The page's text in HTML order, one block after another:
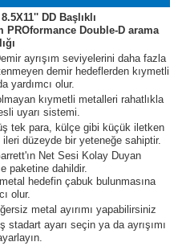
DD Başlıklı
PROformance Double-D arama
ayrışım seviyelerini daha fazla
demir hedeflerden kıymetli
yardımcı olur.
kıymetli metalleri rahatlıkla
uyarı sistemi.
tek para, külçe gibi küçük iletken
düzeyde bir yeteneğe sahiptir.
Net Sesi Kolay Duyan
paketine dahildir.
hedefin çabuk bulunmasına
olur.
metal ayırımı yapabilirsiniz
stadart ayarı seçin ya da ayrışımı